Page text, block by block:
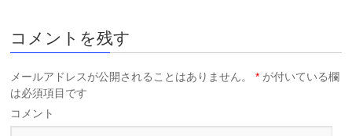
コメントを残す
メールアドレスが公開されることはありません。 * が付いている欄
は必須項目です
コメント